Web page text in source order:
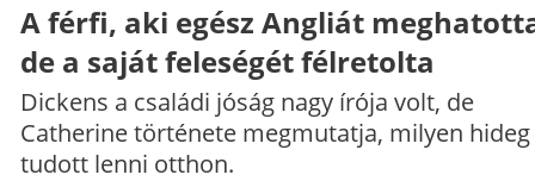
A férfi, aki egész Angliát
de a saját feleségét félretolta
Dickens a családi jóság nagy írója volt, de
Catherine története megmutatja, milyen hideg
tudott lenni otthon.